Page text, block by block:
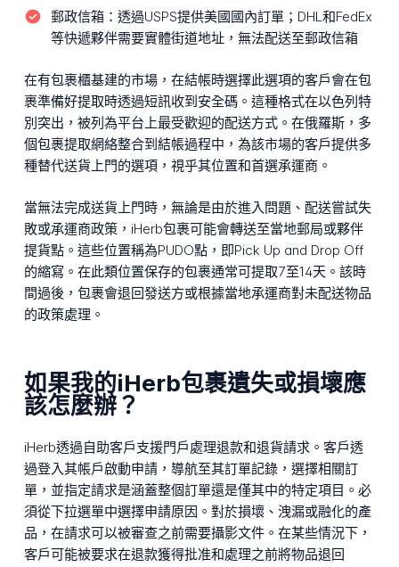
郵政信箱： 透過USPS提供美國國內訂單；DHL和FedEx
等快遞夥伴需要實體街道地址，無法配送至郵政信箱
在有包裹櫃基建的市場，在結帳時選擇此選項的客戶會在包
裹準備好提取時透過短訊收到安全碼。這種格式在以色列特
別突出，被列為平台上最受歡迎的配送方式。在俄羅斯，多
個包裹提取網絡整合到結帳過程中，為該市場的客戶提供多
種替代送貨上門的選項，視乎其位置和首選承運商。
當無法完成送貨上門時，無論是由於進入問題、配送嘗試失
敗或承運商政策，iHerb包裹可能會轉送至當地郵局或夥伴
提貨點。這些位置稱為PUDO點，即Pick Up and Drop Off
的縮寫。在此類位置保存的包裹通常可提取7至14天。該時
間過後，包裹會退回發送方或根據當地承運商對未配送物品
的政策處理。
如果我的iHerb包裹遺失或損壞應
該怎麼辦？
iHerb透過自助客戶支援門戶處理退款和退貨請求。客戶透
過登入其帳戶啟動申請，導航至其訂單記錄，選擇相關訂
單，並指定請求是涵蓋整個訂單還是僅其中的特定項目。必
須從下拉選單中選擇申請原因。對於損壞、洩漏或融化的產
品，在請求可以被審查之前需要攝影文件。在某些情況下，
客戶可能被要求在退款獲得批准和處理之前將物品退回